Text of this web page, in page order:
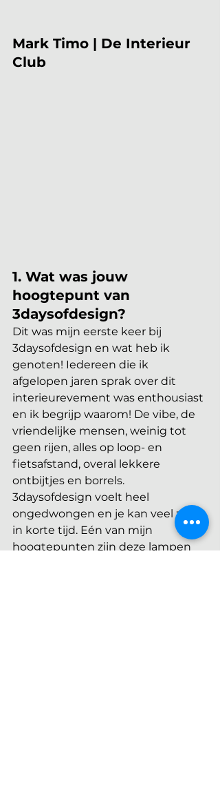
Mark Timo | De Interieur
Club
1. Wat was jouw
hoogtepunt van
3daysofdesign?
Dit was mijn eerste keer bij
3daysofdesign en wat heb ik
genoten! Iedereen die ik
afgelopen jaren sprak over dit
interieurevement was enthousiast
en ik begrijp waarom! De vibe, de
vriendelijke mensen, weinig tot
geen rijen, alles op loop- en
fietsafstand, overal lekkere
ontbijtjes en borrels.
3daysofdesign voelt heel
ongedwongen en je kan veel zien
in korte tijd. Eén van mijn
hoogtepunten zijn deze lampen